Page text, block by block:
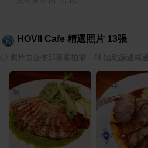
HOVII Cafe 精選照片 13張
照片由合作部落客拍攝，AI 協助篩選精選